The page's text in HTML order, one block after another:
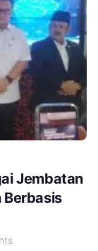
Jembatan
Berbasis